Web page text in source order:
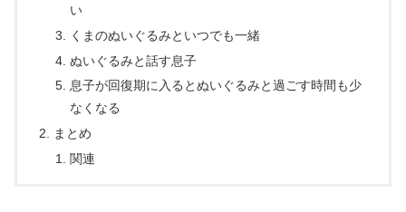
い
くまのぬいぐるみといつでも一緒
ぬいぐるみと話す息子
息子が回復期に入るとぬいぐるみと過ごす時間も少
なくなる
まとめ
関連